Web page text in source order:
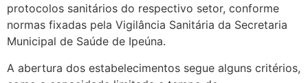
protocolos sanitários do respectivo setor, conforme
normas fixadas pela Vigilância Sanitária da Secretaria
Municipal de Saúde de Ipeúna.
A abertura dos estabelecimentos segue alguns critérios,